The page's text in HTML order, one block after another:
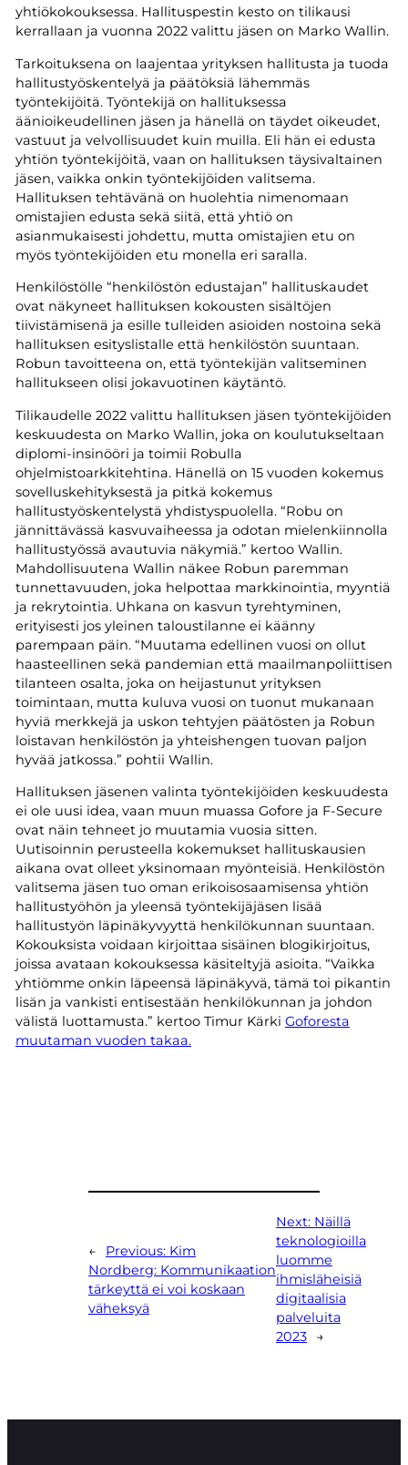
yhtiökokouksessa. Hallituspestin kesto on tilikausi
kerrallaan ja vuonna 2022 valittu jäsen on Marko Wallin.
Tarkoituksena on laajentaa yrityksen hallitusta ja tuoda
hallitustyöskentelyä ja päätöksiä lähemmäs
työntekijöitä. Työntekijä on hallituksessa
äänioikeudellinen jäsen ja hänellä on täydet oikeudet,
vastuut ja velvollisuudet kuin muilla. Eli hän ei edusta
yhtiön työntekijöitä, vaan on hallituksen täysivaltainen
jäsen, vaikka onkin työntekijöiden valitsema.
Hallituksen tehtävänä on huolehtia nimenomaan
omistajien edusta sekä siitä, että yhtiö on
asianmukaisesti johdettu, mutta omistajien etu on
myös työntekijöiden etu monella eri saralla.
Henkilöstölle “henkilöstön edustajan” hallituskaudet
ovat näkyneet hallituksen kokousten sisältöjen
tiivistämisenä ja esille tulleiden asioiden nostoina sekä
hallituksen esityslistalle että henkilöstön suuntaan.
Robun tavoitteena on, että työntekijän valitseminen
hallitukseen olisi jokavuotinen käytäntö.
Tilikaudelle 2022 valittu hallituksen jäsen työntekijöiden
keskuudesta on Marko Wallin, joka on koulutukseltaan
diplomi-insinööri ja toimii Robulla
ohjelmistoarkkitehtina. Hänellä on 15 vuoden kokemus
sovelluskehityksestä ja pitkä kokemus
hallitustyöskentelystä yhdistyspuolella. “Robu on
jännittävässä kasvuvaiheessa ja odotan mielenkiinnolla
hallitustyössä avautuvia näkymiä.” kertoo Wallin.
Mahdollisuutena Wallin näkee Robun paremman
tunnettavuuden, joka helpottaa markkinointia, myyntiä
ja rekrytointia. Uhkana on kasvun tyrehtyminen,
erityisesti jos yleinen taloustilanne ei käänny
parempaan päin. “Muutama edellinen vuosi on ollut
haasteellinen sekä pandemian että maailmanpoliittisen
tilanteen osalta, joka on heijastunut yrityksen
toimintaan, mutta kuluva vuosi on tuonut mukanaan
hyviä merkkejä ja uskon tehtyjen päätösten ja Robun
loistavan henkilöstön ja yhteishengen tuovan paljon
hyvää jatkossa.” pohtii Wallin.
Hallituksen jäsenen valinta työntekijöiden keskuudesta
ei ole uusi idea, vaan muun muassa Gofore ja F-Secure
ovat näin tehneet jo muutamia vuosia sitten.
Uutisoinnin perusteella kokemukset hallituskausien
aikana ovat olleet yksinomaan myönteisiä. Henkilöstön
valitsema jäsen tuo oman erikoisosaamisensa yhtiön
hallitustyöhön ja yleensä työntekijäjäsen lisää
hallitustyön läpinäkyvyyttä henkilökunnan suuntaan.
Kokouksista voidaan kirjoittaa sisäinen blogikirjoitus,
joissa avataan kokouksessa käsiteltyjä asioita. “Vaikka
yhtiömme onkin läpeensä läpinäkyvä, tämä toi pikantin
lisän ja vankisti entisestään henkilökunnan ja johdon
välistä luottamusta.” kertoo Timur Kärki Goforesta
muutaman vuoden takaa.
← Previous: Kim
Nordberg: Kommunikaation
tärkeyttä ei voi koskaan
väheksyä
Next: Näillä
teknologioilla
luomme
ihmisläheisiä
digitaalisia
palveluita
2023
→